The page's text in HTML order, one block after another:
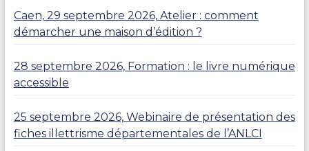
Caen, 29 septembre 2026, Atelier : comment
démarcher une maison d’édition ?
28 septembre 2026, Formation : le livre numérique
accessible
25 septembre 2026, Webinaire de présentation des
fiches illettrisme départementales de l’ANLCI